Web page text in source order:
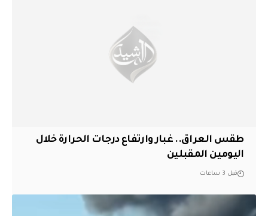
طقس العراق.. غبار وارتفاع درجات الحرارة خلال
اليومين المقبلين
قبل 3 ساعات